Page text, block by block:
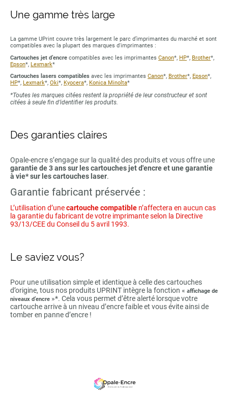
Une gamme très large
La gamme UPrint couvre très largement le parc d’imprimantes du marché et sont
compatibles avec la plupart des marques d'imprimantes :
Cartouches jet d’encre compatibles avec les imprimantes Canon*, HP*, Brother*,
Epson*, Lexmark*
Cartouches lasers compatibles avec les imprimantes Canon*, Brother*, Epson*,
HP*, Lexmark*, Oki*, Kyocera*, Konica Minolta*
*Toutes les marques citées restent la propriété de leur constructeur et sont
citées à seule fin d’identifier les produits.
Des garanties claires
Opale-encre s’engage sur la qualité des produits et vous offre une
garantie de 3 ans sur les cartouches jet d'encre et une garantie
à vie* sur les cartouches laser.
Garantie fabricant préservée :
L’utilisation d’unecartouche compatible n’affectera en aucun cas
la garantie du fabricant de votre imprimante selon la Directive
93/13/CEE du Conseil du 5 avril 1993.
Le saviez vous?
Pour une utilisation simple et identique à celle des cartouches
d’origine, tous nos produits UPRINT intègre la fonction « affichage de
niveaux d’encre »*. Cela vous permet d’être alerté lorsque votre
cartouche arrive à un niveau d’encre faible et vous évite ainsi de
tomber en panne d’encre !